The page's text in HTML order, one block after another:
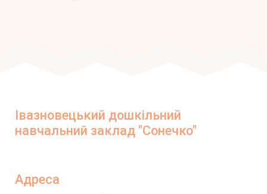
Івазновецький дошкільний
навчальний заклад "Сонечко"
Адреса